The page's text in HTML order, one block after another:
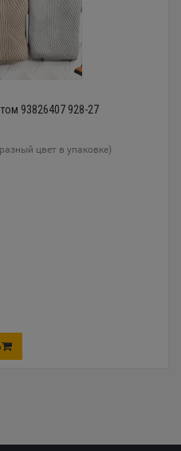
93826407 928-27
цвет в упаковке)